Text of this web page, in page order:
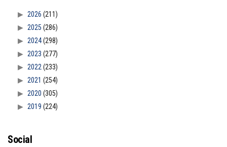
2026 (211)
2025 (286)
2024(298)
2023 (277)
2022(233)
2021 (254)
2020 (305)
2019 (224)
Social